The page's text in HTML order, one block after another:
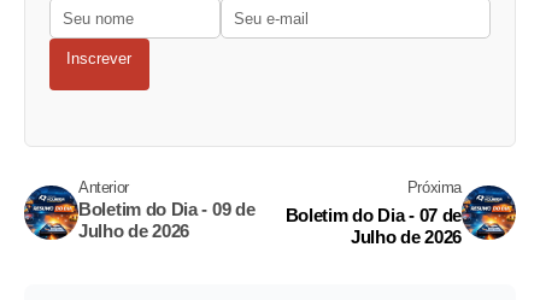
Inscrever
Anterior
Boletim do Dia - 09 de
Julho de 2026
Próxima
Boletim do Dia - 07 de
Julho de 2026